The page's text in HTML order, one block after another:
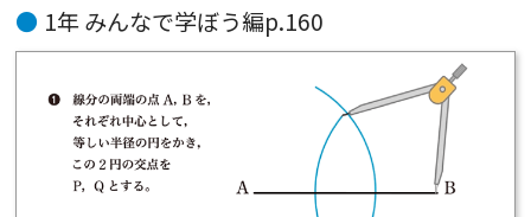
1年 みんなで学ぼう編p.160